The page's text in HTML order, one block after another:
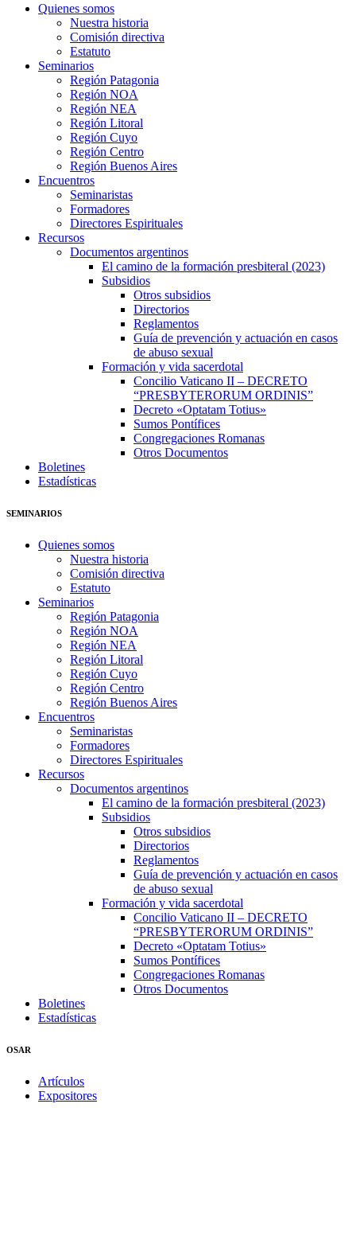
Quienes somos
Nuestra historia
Comisión directiva
Estatuto
Seminarios
Región Patagonia
Región NOA
Región NEA
Región Litoral
Región Cuyo
Región Centro
Región Buenos Aires
Encuentros
Seminaristas
Formadores
Directores Espirituales
Recursos
Documentos argentinos
El camino de la formación presbiteral (2023)
Subsidios
Otros subsidios
Directorios
Reglamentos
Guía de prevención y actuación en casos
de abuso sexual
Formación y vida sacerdotal
Concilio Vaticano II – DECRETO
“PRESBYTERORUM ORDINIS”
Decreto «Optatam Totius»
Sumos Pontífices
Congregaciones Romanas
Otros Documentos
Boletines
Estadísticas
SEMINARIOS
Quienes somos
Nuestra historia
Comisión directiva
Estatuto
Seminarios
Región Patagonia
Región NOA
Región NEA
Región Litoral
Región Cuyo
Región Centro
Región Buenos Aires
Encuentros
Seminaristas
Formadores
Directores Espirituales
Recursos
Documentos argentinos
El camino de la formación presbiteral (2023)
Subsidios
Otros subsidios
Directorios
Reglamentos
Guía de prevención y actuación en casos
de abuso sexual
Formación y vida sacerdotal
Concilio Vaticano II – DECRETO
“PRESBYTERORUM ORDINIS”
Decreto «Optatam Totius»
Sumos Pontífices
Congregaciones Romanas
Otros Documentos
Boletines
Estadísticas
OSAR
Artículos
Expositores